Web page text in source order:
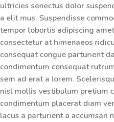
ultricies senectus dolor
a elit mus. Suspendisse
tempor lobortis adipiscing
consectetur at himenaeos
consequatcongue parturient
condimentum consequat
sem ad erat a lorem.
nisl mollis vestibulum pretium
condimentum placerat diam
lacus a parturient a accumsan